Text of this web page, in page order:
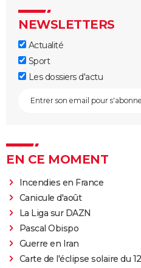
NEWSLETTERS
Actualité
Sport
Les dossiers d'actu
EN CE MOMENT
Incendies en France
Canicule d'août
La Liga sur DAZN
Pascal Obispo
Guerre en Iran
Carte de l'éclipse solaire du